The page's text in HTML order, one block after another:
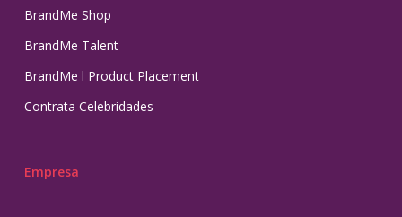
BrandMe Shop
BrandMe Talent
BrandMe l Product Placement
Contrata Celebridades
Empresa